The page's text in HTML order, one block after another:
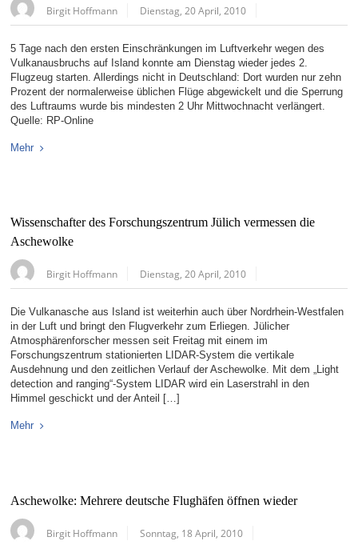
Birgit Hoffmann Dienstag, 20 April, 2010
5 Tage nach den ersten Einschränkungen im Luftverkehr wegen des
Vulkanausbruchs auf Island konnte am Dienstag wieder jedes 2.
Flugzeug starten. Allerdings nicht in Deutschland: Dort wurden nur zehn
Prozent der normalerweise üblichen Flüge abgewickelt und die Sperrung
des Luftraums wurde bis mindesten 2 Uhr Mittwochnacht verlängert.
Quelle: RP-Online
Mehr
Wissenschafter des Forschungszentrum Jülich vermessen die
Aschewolke
Birgit Hoffmann Dienstag, 20 April, 2010
Die Vulkanasche aus Island ist weiterhin auch über Nordrhein-Westfalen
in der Luft und bringt den Flugverkehr zum Erliegen. Jülicher
Atmosphärenforscher messen seit Freitag mit einem im
Forschungszentrum stationierten LIDAR-System die vertikale
Ausdehnung und den zeitlichen Verlauf der Aschewolke. Mit dem „Light
detection and ranging“-System LIDAR wird ein Laserstrahl in den
Himmel geschickt und der Anteil […]
Mehr
Aschewolke: Mehrere deutsche Flughäfen öffnen wieder
Birgit Hoffmann Sonntag, 18 April, 2010